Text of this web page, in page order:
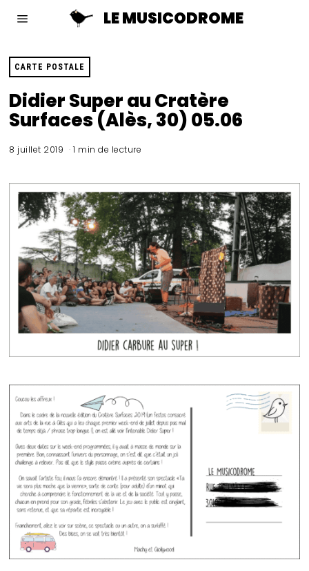
LE MUSICODROME
CARTE POSTALE
Didier Super au Cratère
Surfaces (Alès, 30) 05.06
8 juillet 2019 1 min de lecture